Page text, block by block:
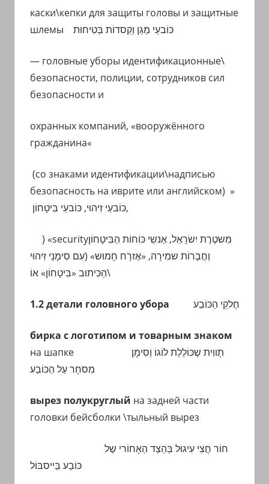
каски\кепки для защиты головы и защитные
шлемы
כּוֹבעֵי מֵגֵן וְקַסדוֹת בְּטִיחוּת
— головные уборы идентификационные\
безопасности, полиции, сотрудников сил
безопасности и
охранных компаний, «вооружённого
гражданина«
(со знаками идентификации\надписью
безопасность на иврите или английском) »
כּוֹבעֵי זִיהוּי,כּוֹבעֵי בִּיטָחוֹן,
) «securityמִשטֶרֶת יִשׂרָאֵל, אַנשֵי כּוֹחוֹת הַבִּיטָחוֹן
וְחֲבָרוֹת שמִירָה, «אֶזרָח חָמוּש» (עִם סִימָנֵי זִיהוּי
\הַכִּיתוּב «בִּיטָחוֹן» אוֹ
1.2 детали головного убора חֶלקֵי הַכּוֹבַע
бирка с логотипом и товарным знаком
на шапке
תָווִית שֶכּוֹלֵלֵת לוֹגוֹ וְסִימָן
מִסחָר עַל הַכּוֹבַע
вырез полукруглый на задней части
головки бейсболки \тыльный вырез
חוֹר חֲצִי עִיגוּל בְּהַצַד הַאָחוֹרי שֶל
כּוֹבַע בֵּייסבּוֹל